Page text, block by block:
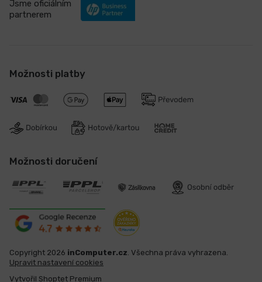
Jsme oficiálním
partnerem
Možnosti platby
Možnosti doručení
Vytvořil Shoptet Premium
Copyright 2026 inComputer.cz. Všechna práva vyhrazena.
Upravit nastavení cookies